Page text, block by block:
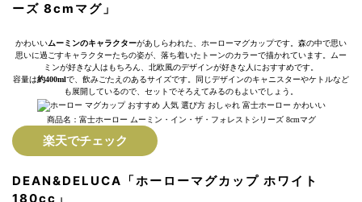
ーズ 8cmマグ」
かわいいムーミンのキャラクターがあしらわれた、ホーローマグカップです。森の中で思い
思いに過ごすキャラクターたちの姿が、落ち着いたトーンのカラーで描かれています。ムー
ミンが好きな人はもちろん、北欧風のデザインが好きな人におすすめです。
容量は約400mlで、飲みごたえのあるサイズです。同じデザインのキャニスターやケトルなど
も展開しているので、セットでそろえてみるのもよいでしょう。
商品名：富士ホーロー ムーミン・イン・ザ・フォレストシリーズ 8cmマグ
楽天でチェック
DEAN&DELUCA「ホーローマグカップ ホワイト
180cc」